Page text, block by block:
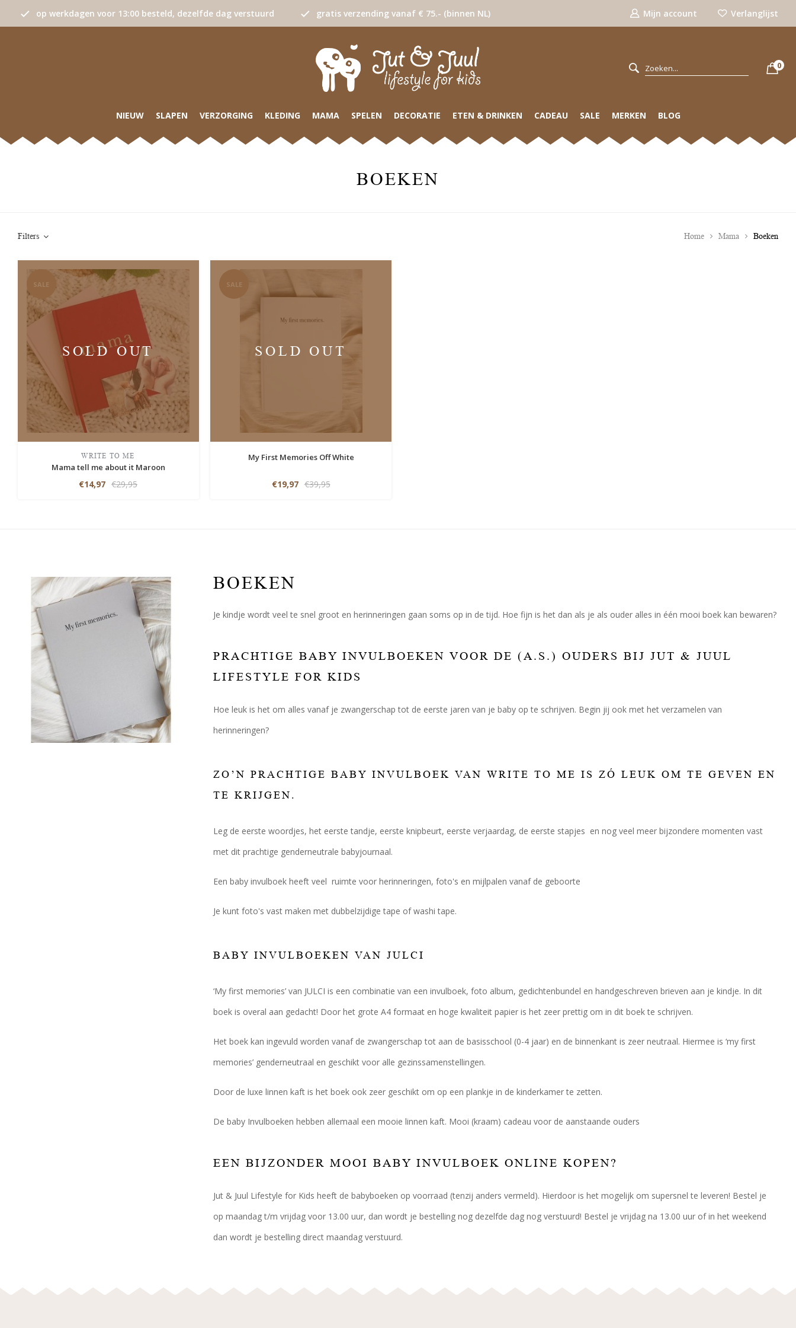
op werkdagen voor 13:00 besteld, dezelfde dag verstuurd gratis verzending vanaf € 75.- (binnen NL) Mijn account Verlanglijst
0
NIEUW SLAPEN VERZORGING KLEDING MAMA SPELEN DECORATIE ETEN & DRINKEN CADEAU SALE MERKEN BLOG
BOEKEN
Filters Home Mama Boeken
SALE
SOLD OUT
WRITE TO ME
Mama tell me about it Maroon
€14,97 €29,95
SALE
SOLD OUT
My First Memories Off White
€19,97 €39,95
BOEKEN
Je kindje wordt veel te snel groot en herinneringen gaan soms op in de tijd. Hoe fijn is het dan als je als ouder alles in één mooi boek kan bewaren?
PRACHTIGE BABY INVULBOEKEN VOOR DE (A.S.) OUDERS BIJ JUT & JUUL
LIFESTYLE FOR KIDS
Hoe leuk is het om alles vanaf je zwangerschap tot de eerste jaren van je baby op te schrijven. Begin jij ook met het verzamelen van
herinneringen?
ZO’N PRACHTIGE BABY INVULBOEK VAN WRITE TO ME IS ZÓ LEUK OM TE GEVEN EN
TE KRIJGEN.
Leg de eerste woordjes, het eerste tandje, eerste knipbeurt, eerste verjaardag, de eerste stapjes en nog veel meer bijzondere momenten vast
met dit prachtige genderneutrale babyjournaal.
Een baby invulboek heeft veel ruimte voor herinneringen, foto's en mijlpalen vanaf de geboorte
Je kunt foto's vast maken met dubbelzijdige tape of washi tape.
BABY INVULBOEKEN VAN JULCI
‘My first memories’ van JULCI is een combinatie van een invulboek, foto album, gedichtenbundel en handgeschreven brieven aan je kindje. In dit
boek is overal aan gedacht! Door het grote A4 formaat en hoge kwaliteit papier is het zeer prettig om in dit boek te schrijven.
Het boek kan ingevuld worden vanaf de zwangerschap tot aan de basisschool (0-4 jaar) en de binnenkant is zeer neutraal. Hiermee is ‘my first
memories’ genderneutraal en geschikt voor alle gezinssamenstellingen.
Door de luxe linnen kaft is het boek ook zeer geschikt om op een plankje in de kinderkamer te zetten.
De baby Invulboeken hebben allemaal een mooie linnen kaft. Mooi (kraam) cadeau voor de aanstaande ouders
EEN BIJZONDER MOOI BABY INVULBOEK ONLINE KOPEN?
Jut & Juul Lifestyle for Kids heeft de babyboeken op voorraad (tenzij anders vermeld). Hierdoor is het mogelijk om supersnel te leveren! Bestel je
op maandag t/m vrijdag voor 13.00 uur, dan wordt je bestelling nog dezelfde dag nog verstuurd! Bestel je vrijdag na 13.00 uur of in het weekend
dan wordt je bestelling direct maandag verstuurd.